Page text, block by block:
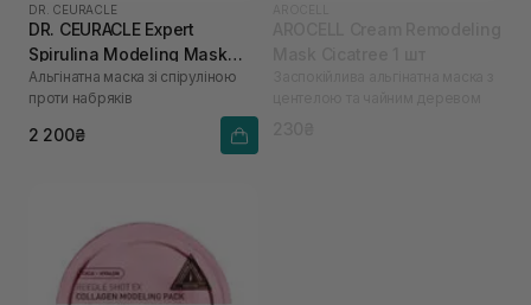
DR. CEURACLE
DR. CEURACLE Expert
Spirulina Modeling Mask
1000 г
Альгінатна маска зі спіруліною
проти набряків
2 200₴